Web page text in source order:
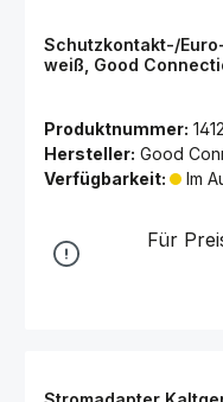
Schutzkontakt-/
weiß, Good
Produktnummer: 1412
Hersteller: Good
Verfügbarkeit:
Im
Für